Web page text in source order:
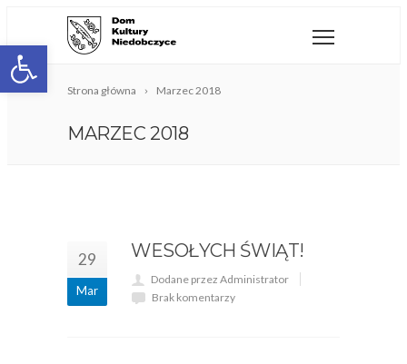
Open toolbar
Strona główna Marzec 2018
MARZEC 2018
29
Mar
WESOŁYCH ŚWIĄT!
Dodane przez Administrator
Brak komentarzy